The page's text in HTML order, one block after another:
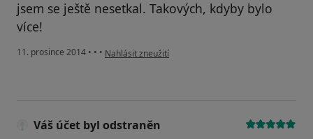
jsem se ještě nesetkal. Takových, kdyby bylo
více!
11. prosince 2014 • • • podle názoru uživatele Váš účet byl odstraněn
Nahlásit zneužití
Váš účet byl odstraněn